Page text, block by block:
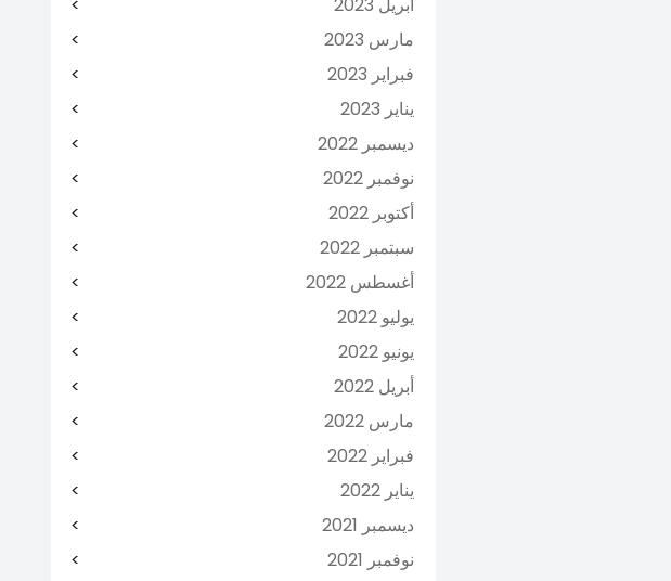
مارس 2023
فبراير 2023
يناير 2023
ديسمبر 2022
نوفمبر 2022
أكتوبر 2022
سبتمبر 2022
أغسطس 2022
يوليو 2022
يونيو 2022
أبريل 2022
مارس 2022
فبراير 2022
يناير 2022
ديسمبر 2021
نوفمبر 2021